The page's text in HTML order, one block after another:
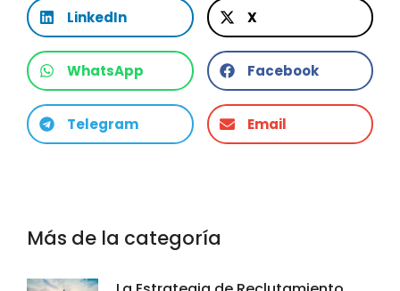
LinkedIn X
WhatsApp Facebook
Telegram Email
Más de la categoría